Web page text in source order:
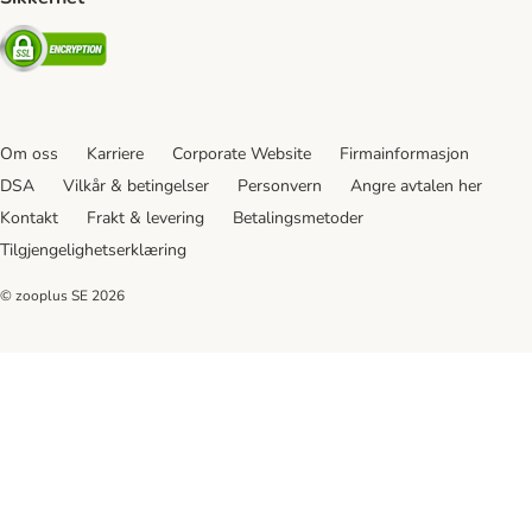
Security
Om oss Karriere Corporate Website
Firmainformasjon
DSA
Vilkår & betingelser Personvern
Angre avtalen her
Kontakt
Frakt & levering
Betalingsmetoder
Tilgjengelighetserklæring
© zooplus SE 2026